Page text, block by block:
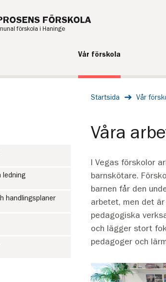
FÖRSKOLA
förskola i Haninge
Vår förskola
Startsida Vår
ledning
handlingsplaner
Våra
I Vegas förskolor
barnskötare.
barnen får den
arbetet, men det
pedagogiska
och lägger stort
pedagoger och